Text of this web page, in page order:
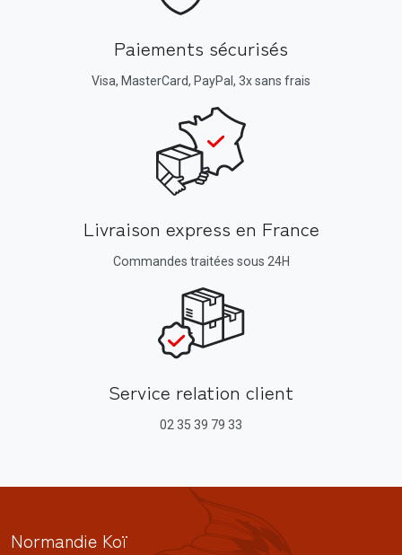
Paiements sécurisés
Visa, MasterCard, PayPal, 3x sans frais
Livraison express en France
Commandes traitées sous 24H
Service relation client
02 35 39 79 33
Normandie Koï